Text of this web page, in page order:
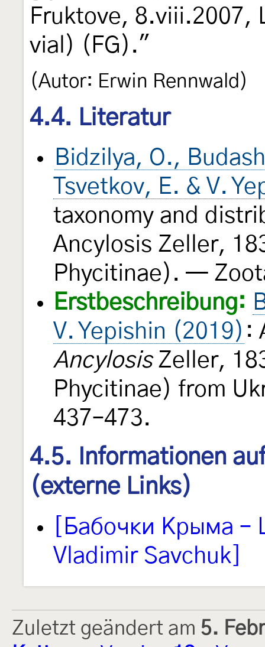
Fruktove, 8.viii.2007,
vial) (FG)."
(Autor: Erwin Rennwald)
4.4. Literatur
Bidzilya, O.,
Tsvetkov, E. & V.
taxonomy and
Ancylosis Zeller,
Phycitinae). —
Erstbeschreibung:
V. Yepishin (2019) :
AncylosisZeller,
Phycitinae) from
437–473.
4.5. Informationen
(externe Links)
[Бабочки Крыма –
Vladimir Savchuk]
Zuletzt geändert am 5.